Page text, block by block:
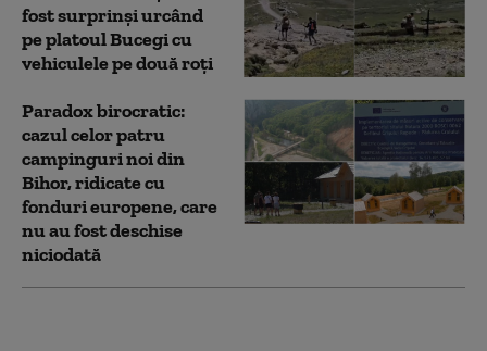
fost surprinși urcând
pe platoul Bucegi cu
vehiculele pe două roți
Paradox birocratic:
cazul celor patru
campinguri noi din
Bihor, ridicate cu
fonduri europene, care
nu au fost deschise
niciodată